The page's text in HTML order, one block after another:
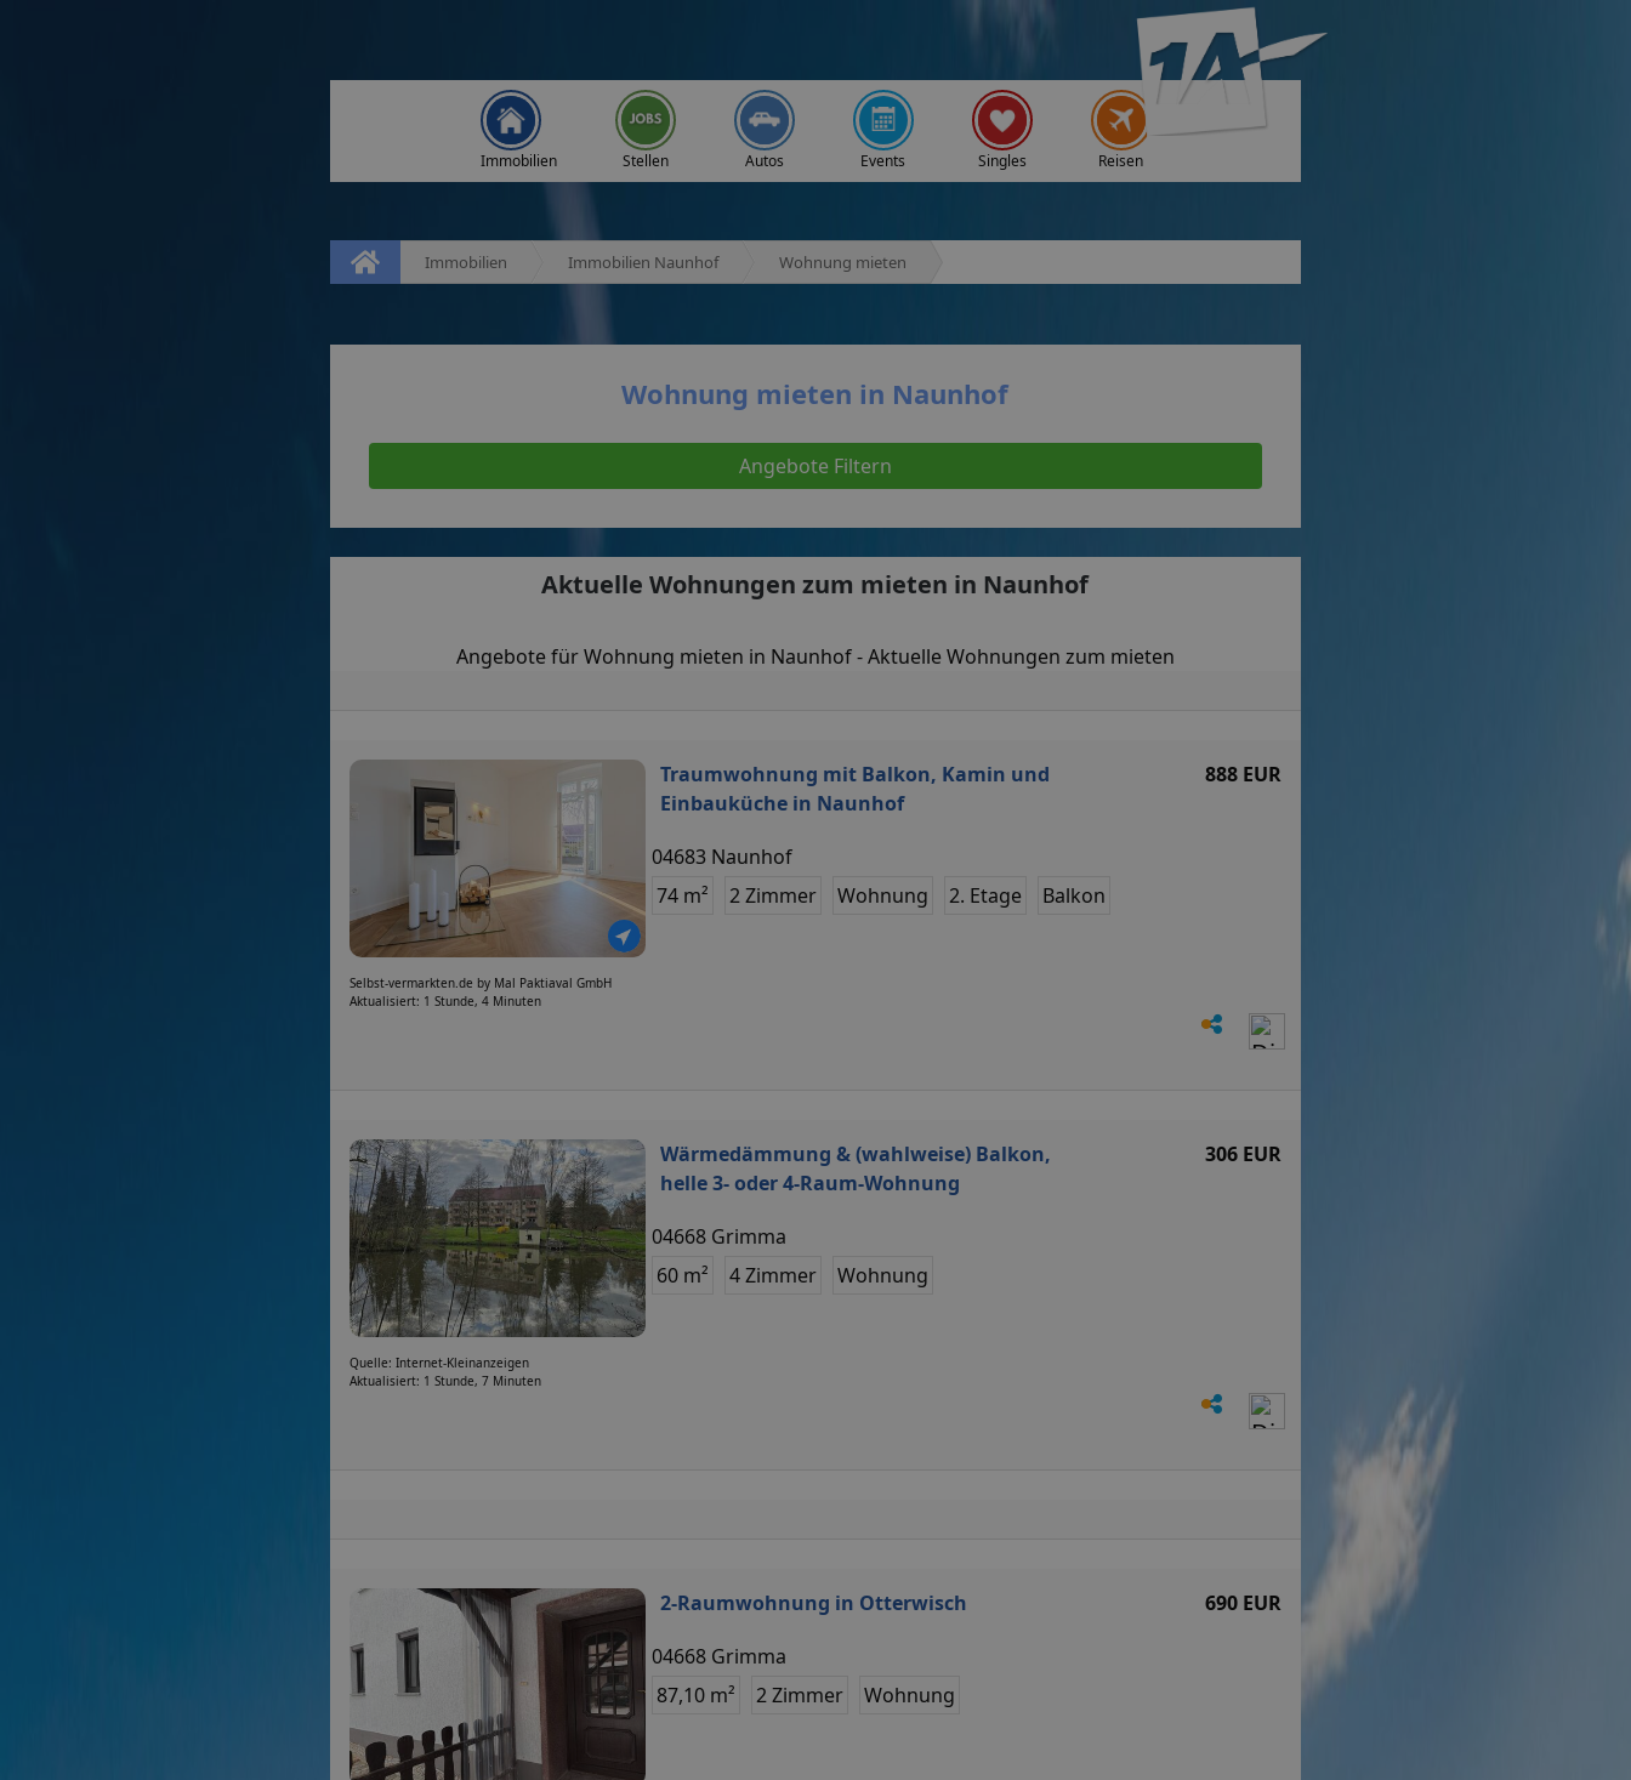
Immobilien Stellen Autos Events Singles Reisen
Immobilien Immobilien Naunhof Wohnung mieten
Wohnung mieten in Naunhof
Angebote Filtern
Aktuelle Wohnungen zum mieten in Naunhof
Angebote für Wohnung mieten in Naunhof - Aktuelle Wohnungen zum mieten
Traumwohnung mit Balkon, Kamin und
Einbauküche in Naunhof
888 EUR
04683 Naunhof
74 m²
2 Zimmer Wohnung 2. Etage Balkon
Selbst-vermarkten.de by Mal Paktiaval GmbH
Aktualisiert: 1 Stunde, 4 Minuten
Wärmedämmung & (wahlweise) Balkon,
helle 3- oder 4-Raum-Wohnung
306 EUR
04668 Grimma
60 m²
4 Zimmer Wohnung
Quelle: Internet-Kleinanzeigen
Aktualisiert: 1 Stunde, 7 Minuten
2-Raumwohnung in Otterwisch
690 EUR
04668 Grimma
87,10 m²
2 Zimmer Wohnung